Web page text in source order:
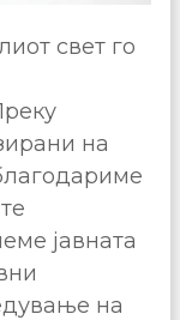
свет го
на
јавната
на